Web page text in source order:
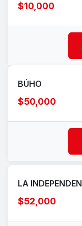
$10,000
BÚHO
$50,000
LA
$52,000